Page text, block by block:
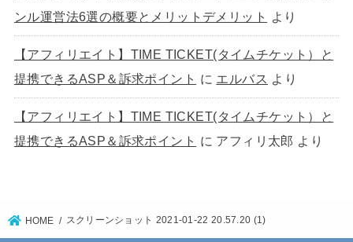
ンル運営法6選の概要とメリットデメリット
より
【アフィリエイト】TIME TICKET(タイムチケット）と
提携できるASP＆訴求ポイント に エルバス より
【アフィリエイト】TIME TICKET(タイムチケット）と
提携できるASP＆訴求ポイント に アフィリ太郎 より
HOME スクリーンショット 2021-01-22 20.57.20 (1)